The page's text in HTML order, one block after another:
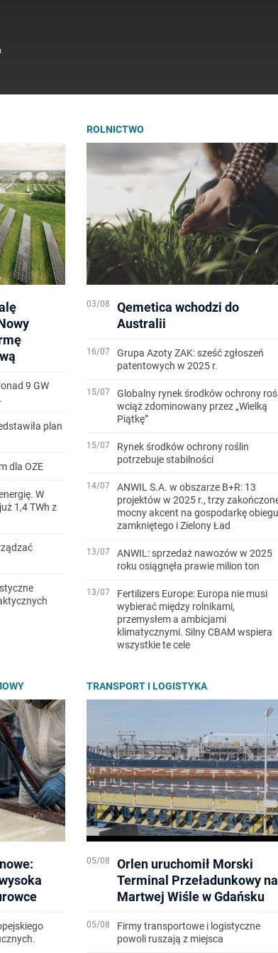
9 GW
plan
dla OZE
W
1,4 TWh z
ROLNICTWO
03/08
Qemetica wchodzi do
Australii
16/07
Grupa Azoty ZAK: sześć zgłoszeń
patentowych w 2025 r.
15/07
Globalny rynek środków ochrony
wciąż zdominowany przez „Wielką
Piątkę”
15/07
Rynek środków ochrony roślin
potrzebuje stabilności
14/07
ANWIL S.A. w obszarze B+R: 13
projektów w 2025 r., trzy
mocny akcent na gospodarkę obiegu
zamkniętego i Zielony Ład
13/07
ANWIL: sprzedaż nawozów w 2025
roku osiągnęła prawie milion ton
13/07
Fertilizers Europe: Europa nie musi
wybierać między rolnikami,
przemysłem a ambicjami
klimatycznymi. Silny CBAM wspiera
wszystkie te cele
TRANSPORT I LOGISTYKA
05/08
Orlen uruchomił Morski
Terminal Przeładunkowy na
Martwej Wiśle w Gdańsku
05/08
Firmy transportowe i logistyczne
powoli ruszają z miejsca